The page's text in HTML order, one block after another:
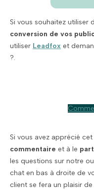
Si vous souhaitez utiliser
conversion de vos
utiliser Leadfox et
?.
Si vous avez apprécié
commentaire et à le
les questions sur notre
chat en bas à droite de
client se fera un plaisir